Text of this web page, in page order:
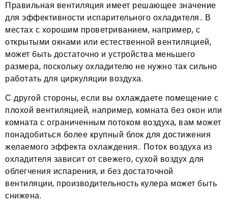
Правильная вентиляция имеет решающее значение
для эффективности испарительного охладителя.. В
местах с хорошим проветриванием, например, с
открытыми окнами или естественной вентиляцией,
может быть достаточно и устройства меньшего
размера, поскольку охладителю не нужно так сильно
работать для циркуляции воздуха.
С другой стороны, если вы охлаждаете помещение с
плохой вентиляцией, например, комната без окон или
комната с ограниченным потоком воздуха, вам может
понадобиться более крупный блок для достижения
желаемого эффекта охлаждения.. Поток воздуха из
охладителя зависит от свежего, сухой воздух для
облегчения испарения, и без достаточной
вентиляции, производительность кулера может быть
снижена.